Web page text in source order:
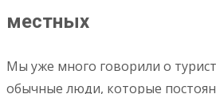
местных
Мы уже много говорили о
обычные люди, которые